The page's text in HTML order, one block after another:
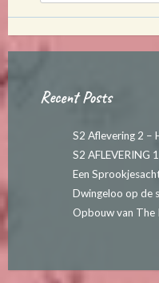
Recent Posts
S2 Aflevering 2 –
S2 AFLEVERING
Een
Dwingeloo op de
Opbouw van The